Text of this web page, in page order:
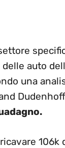
auto
una
106k